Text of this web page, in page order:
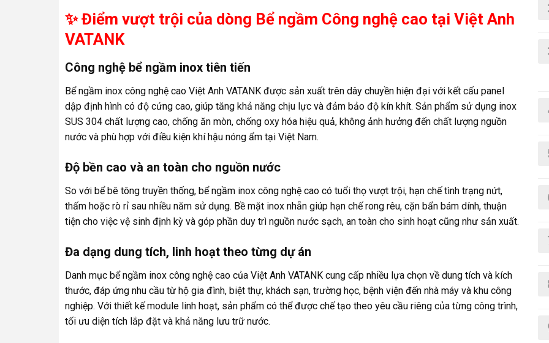
✨ Điểm vượt trội của dòng Bể ngầm Công nghệ cao tại Việt Anh
VATANK
Công nghệ bể ngầm inox tiên tiến
Bể ngầm inox công nghệ cao Việt Anh VATANK được sản xuất trên dây chuyền hiện đại với kết cấu panel
dập định hình có độ cứng cao, giúp tăng khả năng chịu lực và đảm bảo độ kín khít. Sản phẩm sử dụng inox
SUS 304 chất lượng cao, chống ăn mòn, chống oxy hóa hiệu quả, không ảnh hưởng đến chất lượng nguồn
nước và phù hợp với điều kiện khí hậu nóng ẩm tại Việt Nam.
Độ bền cao và an toàn cho nguồn nước
So với bể bê tông truyền thống, bể ngầm inox công nghệ cao có tuổi thọ vượt trội, hạn chế tình trạng nứt,
thấm hoặc rò rỉ sau nhiều năm sử dụng. Bề mặt inox nhẵn giúp hạn chế rong rêu, cặn bẩn bám dính, thuận
tiện cho việc vệ sinh định kỳ và góp phần duy trì nguồn nước sạch, an toàn cho sinh hoạt cũng như sản xuất.
Đa dạng dung tích, linh hoạt theo từng dự án
Danh mục bể ngầm inox công nghệ cao của Việt Anh VATANK cung cấp nhiều lựa chọn về dung tích và kích
thước, đáp ứng nhu cầu từ hộ gia đình, biệt thự, khách sạn, trường học, bệnh viện đến nhà máy và khu công
nghiệp. Với thiết kế module linh hoạt, sản phẩm có thể được chế tạo theo yêu cầu riêng của từng công trình,
tối ưu diện tích lắp đặt và khả năng lưu trữ nước.